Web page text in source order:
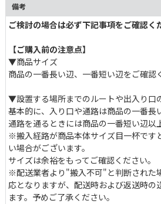
備考
ご検討の場合は必ず下記事項をご確認く
【ご購入前の注意点】
▼商品サイズ
商品の一番長い辺、一番短い辺をご確認
▼設置する場所までのルートや出入り口
基本的に、入り口や通路は商品の一番
通路を通るときには商品の一番短い辺以
※搬入経路が商品本体サイズ目一杯です
い場合がございます。
サイズは余裕をもってご確認ください。
※配送業者より"搬入不可"と判断された
応となりますが、配送時および返送時の
ます。予めご了承ください。